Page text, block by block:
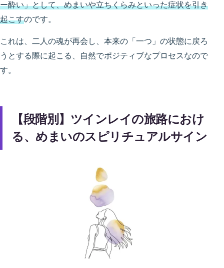
ー酔い」として、めまいや立ちくらみといった症状を引き
起こすのです。
これは、二人の魂が再会し、本来の「一つ」の状態に戻ろ
うとする際に起こる、自然でポジティブなプロセスなので
す。
【段階別】ツインレイの旅路におけ
る、めまいのスピリチュアルサイン